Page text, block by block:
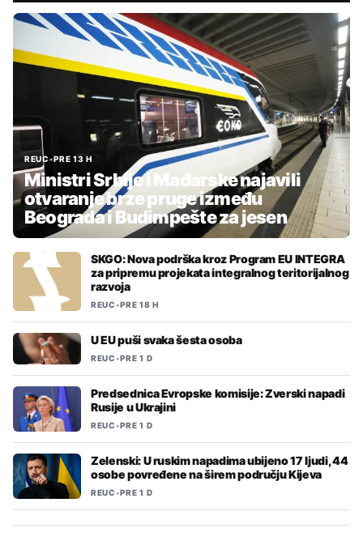
REUC•PRE 13 H
Ministri Srbije i Mađarske najavili
otvaranje brze pruge između
Beograda i Budimpešte za jesen
SKGO: Nova podrška kroz Program EU INTEGRA
za pripremu projekata integralnog teritorijalnog
razvoja
REUC•PRE 18 H
U EU puši svaka šesta osoba
REUC•PRE 1 D
Predsednica Evropske komisije: Zverski napadi
Rusije u Ukrajini
REUC•PRE 1 D
Zelenski: U ruskim napadima ubijeno 17 ljudi, 44
osobe povređene na širem području Kijeva
REUC•PRE 1 D